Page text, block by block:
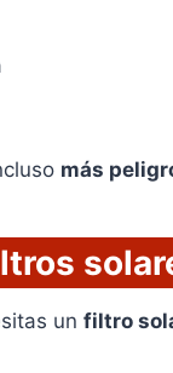
más
un filtro